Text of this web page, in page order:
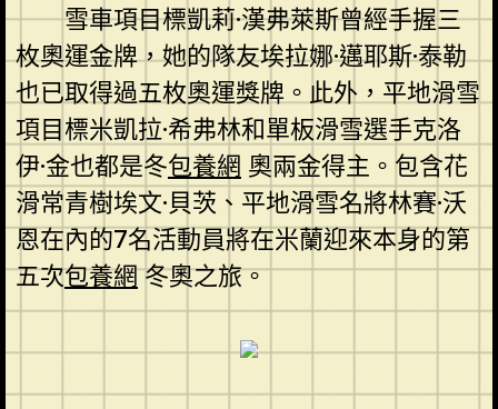
雪車項目標凱莉·漢弗萊斯曾經手握三
枚奧運金牌，她的隊友埃拉娜·邁耶斯·泰勒
也已取得過五枚奧運獎牌。此外，平地滑雪
項目標米凱拉·希弗林和單板滑雪選手克洛
伊·金也都是冬包養網 奧兩金得主。包含花
滑常青樹埃文·貝茨、平地滑雪名將林賽·沃
恩在內的7名活動員將在米蘭迎來本身的第
五次包養網冬奧之旅。